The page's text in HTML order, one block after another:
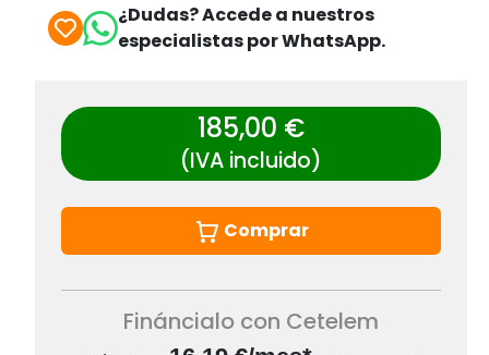
¿Dudas? Accede a nuestros
especialistas por WhatsApp.
185,00 €
(IVA incluido)
Comprar
Fináncialo con Cetelem